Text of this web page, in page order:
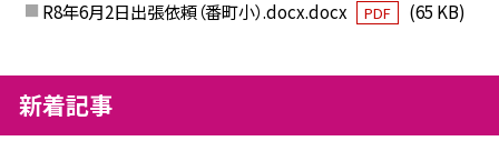
R8年6月2日出張依頼（番町小）.docx.docx PDF (65 KB)
新着記事